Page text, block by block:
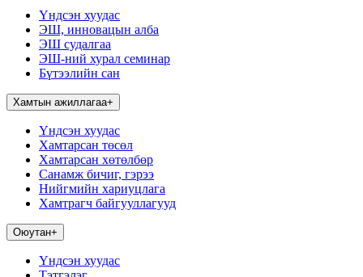
Үндсэн хуудас
ЭШ, инновацын алба
ЭШ судалгаа
ЭШ-ний хурал семинар
Бүтээлийн сан
Хамтын ажиллагаа+
Үндсэн хуудас
Хамтарсан төсөл
Хамтарсан хөтөлбөр
Санамж бичиг, гэрээ
Нийгмийн хариуцлага
Хамтрагч байгууллагууд
Оюутан+
Үндсэн хуудас